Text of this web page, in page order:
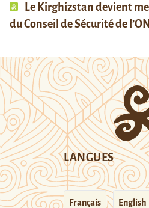
Le Kirghizstan devient
du Conseil de Sécurité de
LANGUES
Français English